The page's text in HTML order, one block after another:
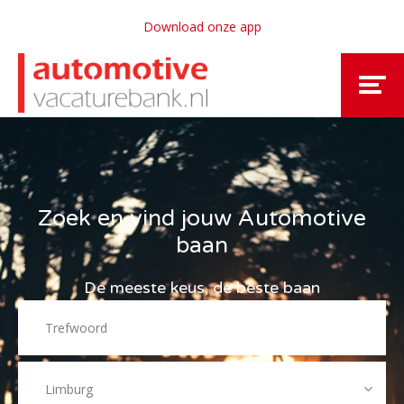
Download onze app
Zoek en vind jouw Automotive
baan
De meeste keus, de beste baan